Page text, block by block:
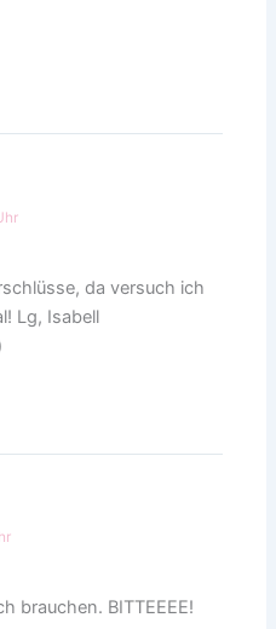
da versuch ich
Lg, Isabell
brauchen. BITTEEEE!